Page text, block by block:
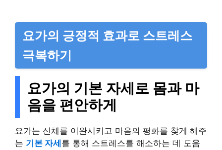
요가의 긍정적 효과로 스트레스
극복하기
요가의 기본 자세로 몸과 마
음을 편안하게
요가는 신체를 이완시키고 마음의 평화를 찾게 해주
는 기본 자세 를 통해 스트레스를 해소하는 데 도움